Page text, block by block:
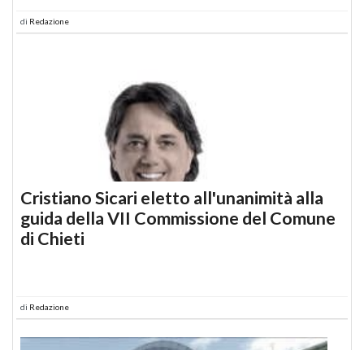
di Redazione
Cristiano Sicari eletto all'unanimità alla
guida della VII Commissione del Comune
di Chieti
di Redazione